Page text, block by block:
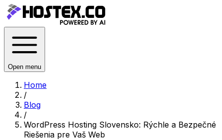
Open menu
Home
/
Blog
/
WordPress Hosting Slovensko: Rýchle a Bezpečné
Riešenia pre Vaš Web